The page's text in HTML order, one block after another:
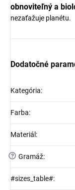
obnoviteľný a
nezaťažuje planétu.
Dodatočné
Kategória:
Farba:
Materiál :
? Gramáž:
#sizes_table#: